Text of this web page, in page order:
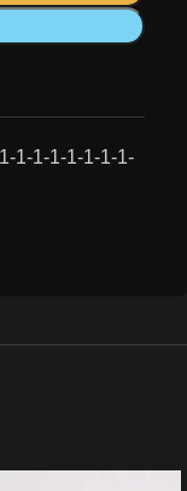
1-1-1-1-1-1-1-